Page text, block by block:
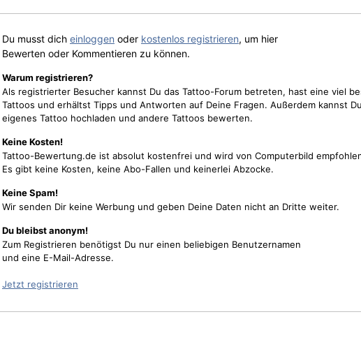
Du musst dich einloggen oder kostenlos registrieren, um hier
Bewerten oder Kommentieren zu können.
Warum registrieren?
Als registrierter Besucher kannst Du das Tattoo-Forum betreten, hast eine viel
Tattoos und erhältst Tipps und Antworten auf Deine Fragen. Außerdem kannst
eigenes Tattoo hochladen und andere Tattoos bewerten.
Keine Kosten!
Tattoo-Bewertung.de ist absolut kostenfrei und wird von Computerbild
Es gibt keine Kosten, keine Abo-Fallen und keinerlei Abzocke.
Keine Spam!
Wir senden Dir keine Werbung und geben Deine Daten nicht an Dritte weiter.
Du bleibst anonym!
Zum Registrieren benötigst Du nur einen beliebigen Benutzernamen
und eine E-Mail-Adresse.
Jetzt registrieren